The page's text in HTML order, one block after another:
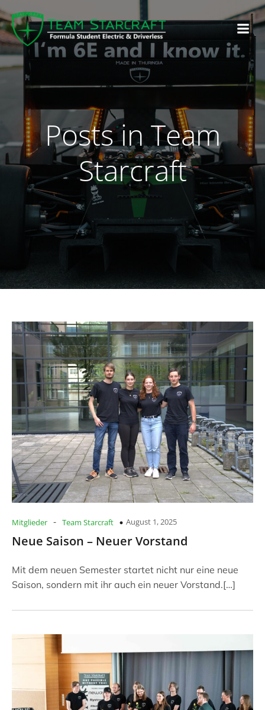
Posts in Team
Starcraft
Mitglieder - Team Starcraft August 1, 2025
Neue Saison – Neuer Vorstand
Mit dem neuen Semester startet nicht nur eine neue
Saison, sondern mit ihr auch ein neuer Vorstand.[…]